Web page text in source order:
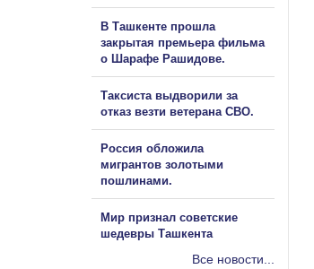
В Ташкенте прошла
закрытая премьера фильма
о Шарафе Рашидове.
Таксиста выдворили за
отказ везти ветерана СВО.
Россия обложила
мигрантов золотыми
пошлинами.
Мир признал советские
шедевры Ташкента
Все новости...